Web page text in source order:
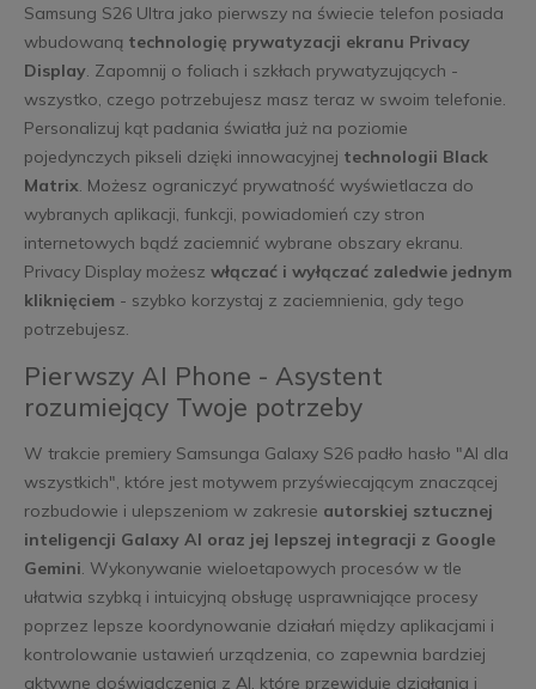
Samsung S26 Ultra jako pierwszy na świecie telefon posiada
wbudowaną technologię prywatyzacji ekranu Privacy
Display. Zapomnij o foliach i szkłach prywatyzujących -
wszystko, czego potrzebujesz masz teraz w swoim telefonie.
Personalizuj kąt padania światła już na poziomie
pojedynczych pikseli dzięki innowacyjnej technologii Black
Matrix. Możesz ograniczyć prywatność wyświetlacza do
wybranych aplikacji, funkcji, powiadomień czy stron
internetowych bądź zaciemnić wybrane obszary ekranu.
Privacy Display możesz włączać i wyłączać zaledwie jednym
kliknięciem - szybko korzystaj z zaciemnienia, gdy tego
potrzebujesz.
Pierwszy AI Phone - Asystent
rozumiejący Twoje potrzeby
W trakcie premiery Samsunga Galaxy S26 padło hasło "AI dla
wszystkich", które jest motywem przyświecającym znaczącej
rozbudowie i ulepszeniom w zakresie autorskiej sztucznej
inteligencji Galaxy AI oraz jej lepszej integracji z Google
Gemini. Wykonywanie wieloetapowych procesów w tle
ułatwia szybką i intuicyjną obsługę usprawniające procesy
poprzez lepsze koordynowanie działań między aplikacjami i
kontrolowanie ustawień urządzenia, co zapewnia bardziej
aktywne doświadczenia z AI, które przewiduje działania i